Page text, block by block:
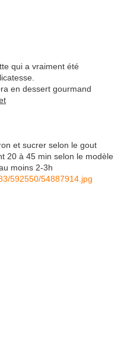
qui a vraiment été
en dessert gourmand
et sucrer selon le gout
20 à 45 min selon le modèle
moins 2-3h